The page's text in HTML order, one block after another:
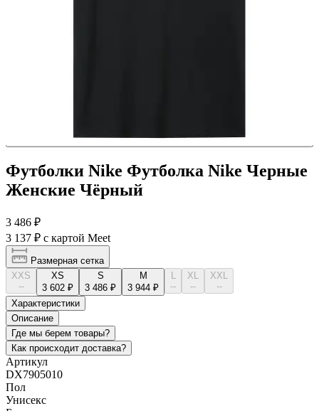
Футболки Nike Футболка Nike Черные
Женские Чёрный
3 486 ₽
3 137 ₽ с картой Meet
Размерная сетка
XXS
--
XS
3 602 ₽
S
3 486 ₽
M
3 944 ₽
--
XL
--
XXL
--
Характеристики
Описание
Где мы берем товары?
Как происходит доставка?
Артикул
DX7905010
Пол
Унисекс